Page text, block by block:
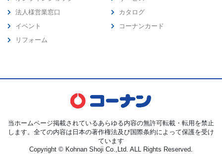
法人様営業窓口
イベント
リフォーム
カタログ
コーナンカード
当ホームページ掲載されているあらゆる内容の無許可転載・転用を禁止
します。全ての内容は日本の著作権法及び国際条約によって保護を受け
ています
Copyright © Kohnan Shoji Co.,Ltd. ALL Rights Reserved.